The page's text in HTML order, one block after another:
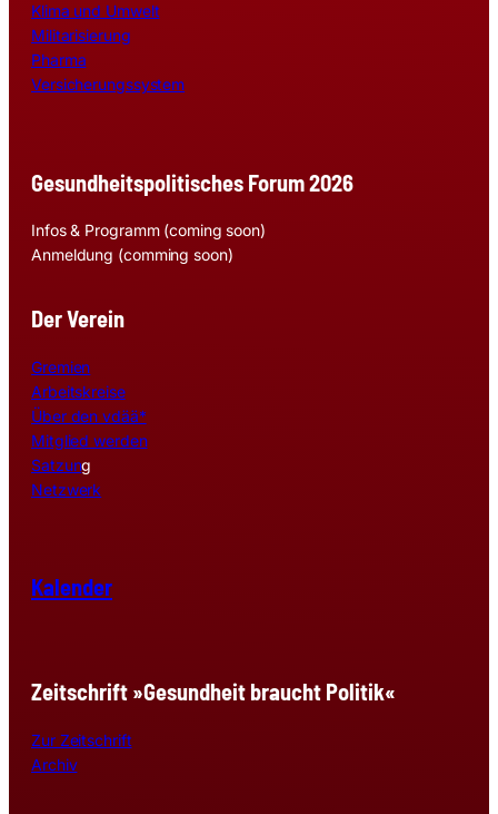
Klima und Umwelt
Militarisierung
Pharma
Versicherungssystem
Gesundheitspolitisches Forum 2026
Infos & Programm (coming soon)
Anmeldung (comming soon)
Der Verein
Gremien
Arbeitskreise
Über den vdää*
Mitglied werden
Satzung
Netzwerk
Kalender
Zeitschrift »Gesundheit braucht Politik«
Zur Zeitschrift
Archiv